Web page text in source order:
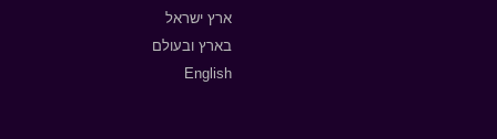
ארץ ישראל
בארץ ובעולם
English